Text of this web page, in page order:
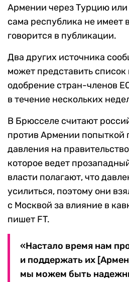
Армении через Турцию или
сама республика не имеет
говорится в публикации.
Два других источника
может представить
одобрение стран-членов
в течение нескольких
В Брюсселе считают
против Армении попыткой
давления на
которое ведет
власти полагают, что
усилиться, поэтому они
с Москвой за влияние в
пишет FT.
«Настало время нам
и поддержать их
мы можем быть